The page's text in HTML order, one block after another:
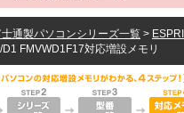
士通製パソコンシリーズ一覧 >
FMVWD1F17対応増設メモリ